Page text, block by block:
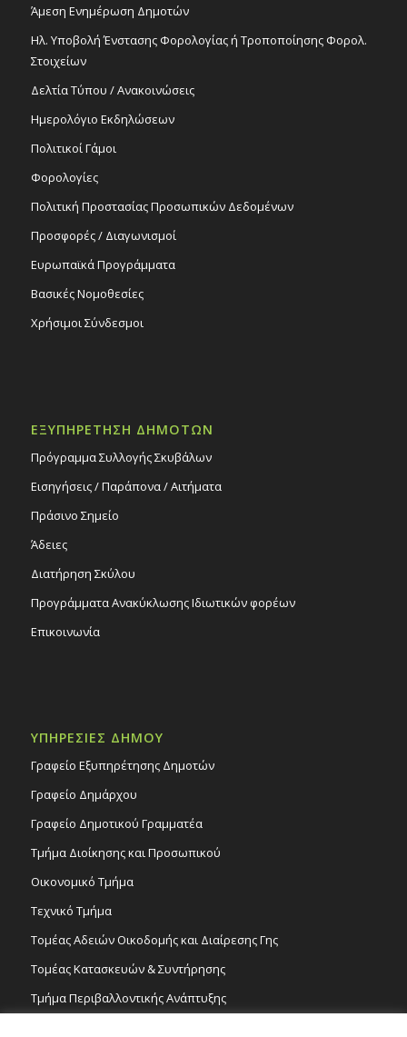
Άμεση Ενημέρωση Δημοτών
Ηλ. Υποβολή Ένστασης Φορολογίας ή Τροποποίησης Φορολ.
Στοιχείων
Δελτία Τύπου / Ανακοινώσεις
Ημερολόγιο Εκδηλώσεων
Πολιτικοί Γάμοι
Φορολογίες
Πολιτική Προστασίας Προσωπικών Δεδομένων
Προσφορές / Διαγωνισμοί
Ευρωπαϊκά Προγράμματα
Βασικές Νομοθεσίες
Χρήσιμοι Σύνδεσμοι
ΕΞΥΠΗΡΕΤΗΣΗ ΔΗΜΟΤΩΝ
Πρόγραμμα Συλλογής Σκυβάλων
Εισηγήσεις / Παράπονα / Αιτήματα
Πράσινο Σημείο
Άδειες
Διατήρηση Σκύλου
Προγράμματα Ανακύκλωσης Ιδιωτικών φορέων
Επικοινωνία
ΥΠΗΡΕΣΙΕΣ ΔΗΜΟΥ
Γραφείο Εξυπηρέτησης Δημοτών
Γραφείο Δημάρχου
Γραφείο Δημοτικού Γραμματέα
Τμήμα Διοίκησης και Προσωπικού
Οικονομικό Τμήμα
Τεχνικό Τμήμα
Τομέας Αδειών Οικοδομής και Διαίρεσης Γης
Τομέας Κατασκευών & Συντήρησης
Τμήμα Περιβαλλοντικής Ανάπτυξης